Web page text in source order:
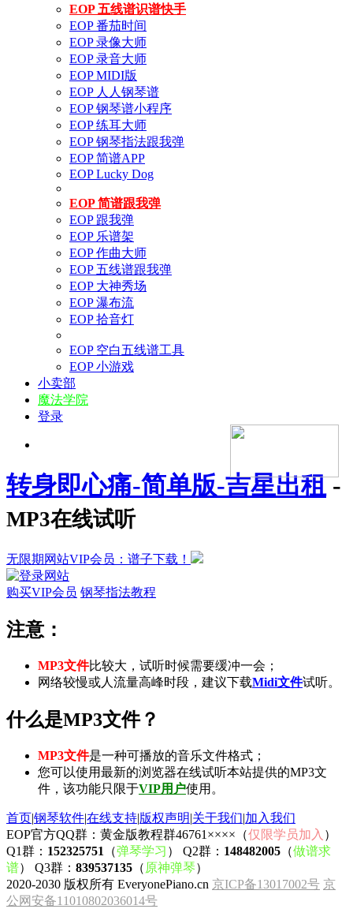
EOP 五线谱识谱快手
EOP 番茄时间
EOP 录像大师
EOP 录音大师
EOP MIDI版
EOP 人人钢琴谱
EOP 钢琴谱小程序
EOP 练耳大师
EOP 钢琴指法跟我弹
EOP 简谱APP
EOP Lucky Dog
EOP 简谱跟我弹
EOP 跟我弹
EOP 乐谱架
EOP 作曲大师
EOP 五线谱跟我弹
EOP 大神秀场
EOP 瀑布流
EOP 拾音灯
EOP 空白五线谱工具
EOP 小游戏
小卖部
魔法学院
登录
转身即心痛-简单版-吉星出租-
MP3在线试听
无限期网站VIP会员：谱子下载！
购买VIP会员 钢琴指法教程
注意：
MP3文件比较大，试听时候需要缓冲一会；
网络较慢或人流量高峰时段，建议下载Midi文件试听。
什么是MP3文件？
MP3文件是一种可播放的音乐文件格式；
您可以使用最新的浏览器在线试听本站提供的MP3文
件，该功能只限于VIP用户使用。
首页|钢琴软件|在线支持|版权声明|关于我们|加入我们
EOP官方QQ群：黄金版教程群46761××××（仅限学员加入 ）
Q1群： 152325751 （弹琴学习 ） Q2群： 148482005 （做谱求
谱） Q3群： 839537135 （ 原神弹琴）
2020-2030 版权所有 EveryonePiano.cn 京ICP备13017002号 京
公网安备11010802036014号